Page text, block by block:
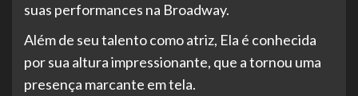
suas performances na Broadway.
Além de seu talento como atriz, Ela é conhecida
por sua altura impressionante, que a tornou uma
presença marcante em tela.